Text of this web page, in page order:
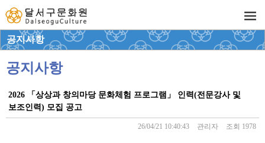
공지사항
공지사항
2026 「상상과 창의마당 문화체험 프로그램」 인력(전문강사 및
보조인력) 모집 공고
26/04/21 10:40:43 관리자 조회 1978